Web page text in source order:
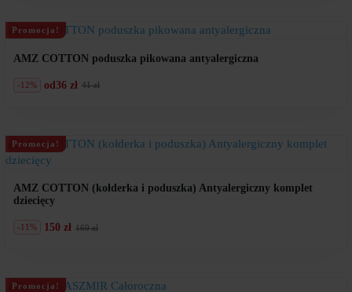
zł.
zł.
Promocja!
AMZ COTTON poduszka pikowana antyalergiczna
od 41 zł
Pierwotna
zł.
36 zł
Aktualna
zł.
-12%
Promocja!
AMZ COTTON (kołderka i poduszka) Antyalergiczny komplet
dziecięcy
169 zł
Pierwotna
zł.
150 zł
Aktualna
zł.
-11%
Promocja!